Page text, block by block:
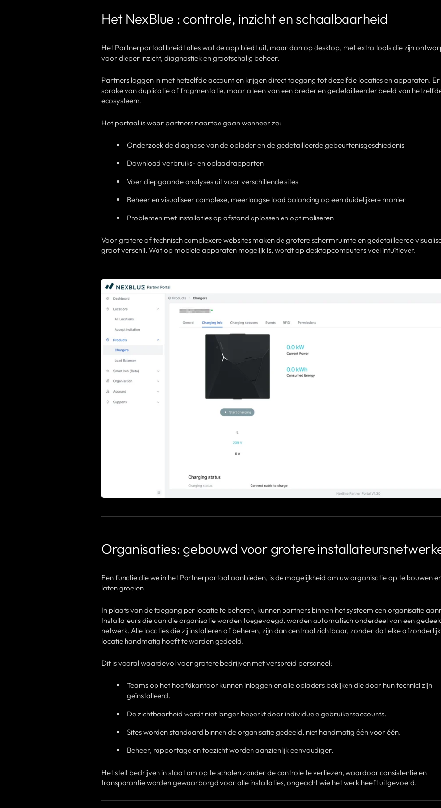
Het NexBlue : controle, inzicht en schaalbaarheid
Het Partnerportaal breidt alles wat de app biedt uit, maar dan op desktop, met extra tools die zijn
voor dieper inzicht, diagnostiek en grootschalig beheer.
Partners loggen in met hetzelfde account en krijgen direct toegang tot dezelfde locaties en apparaten. Er
sprake van duplicatie of fragmentatie, maar alleen van een breder en gedetailleerder beeld van
ecosysteem.
Het portaal is waar partners naartoe gaan wanneer ze:
Onderzoek de diagnose van de oplader en de gedetailleerde gebeurtenisgeschiedenis
Download verbruiks- en oplaadrapporten
Voer diepgaande analyses uit voor verschillende sites
Beheer en visualiseer complexe, meerlaagse load balancing op een duidelijkere manier
Problemen met installaties op afstand oplossen en optimaliseren
Voor grotere of technisch complexere websites maken de grotere schermruimte en gedetailleerde
groot verschil. Wat op mobiele apparaten mogelijk is, wordt op desktopcomputers veel intuïtiever.
Organisaties: gebouwd voor grotere
Een functie die we in het Partnerportaal aanbieden, is de mogelijkheid om uw organisatie op te bouwen
laten groeien.
In plaats van de toegang per locatie te beheren, kunnen partners binnen het systeem een organisatie
Installateurs die aan die organisatie worden toegevoegd, worden automatisch onderdeel van een
netwerk. Alle locaties die zij installeren of beheren, zijn dan centraal zichtbaar, zonder dat elke
locatie handmatig hoeft te worden gedeeld.
Dit is vooral waardevol voor grotere bedrijven met verspreid personeel:
Teams op het hoofdkantoor kunnen inloggen en alle opladers bekijken die door hun technici zijn
geïnstalleerd.
De zichtbaarheid wordt niet langer beperkt door individuele gebruikersaccounts.
Sites worden standaard binnen de organisatie gedeeld, niet handmatig één voor één.
Beheer, rapportage en toezicht worden aanzienlijk eenvoudiger.
Het stelt bedrijven in staat om op te schalen zonder de controle te verliezen, waardoor consistentie en
transparantie worden gewaarborgd voor alle installaties, ongeacht wie het werk heeft uitgevoerd.